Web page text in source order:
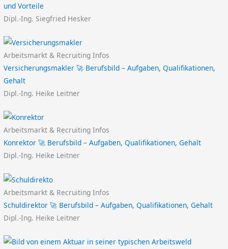
und Vorteile
Dipl.-Ing. Siegfried Hesker
Arbeitsmarkt & Recruiting Infos
Versicherungsmakler 🚀 Berufsbild – Aufgaben, Qualifikationen,
Gehalt
Dipl.-Ing. Heike Leitner
Arbeitsmarkt & Recruiting Infos
Konrektor 🚀 Berufsbild – Aufgaben, Qualifikationen, Gehalt
Dipl.-Ing. Heike Leitner
Arbeitsmarkt & Recruiting Infos
Schuldirektor 🚀 Berufsbild – Aufgaben, Qualifikationen, Gehalt
Dipl.-Ing. Heike Leitner